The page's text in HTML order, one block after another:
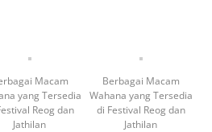
Macam
yang Tersedia
Reog dan
Jathilan
Berbagai Macam
Wahana yang Tersedia
di Festival Reog dan
Jathilan